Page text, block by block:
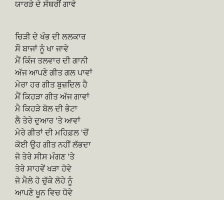
ਯਾਰੜੇ ਦੇ ਸੱਥਰੀਂ ਗਾਵੇ
ਚਿੜੀ ਦੇ ਖੰਭ ਦੀ ਲਲਕਾਰ
ਸੌ ਬਾਜਾਂ ਨੂੰ ਖਾ ਜਾਵੇ
ਮੈਂ ਕਿੰਜ ਤਲਵਾਰ ਦੀ ਗਾਨੀ
ਅੱਜ ਆਪਣੇ ਗੀਤ ਗਲ ਪਾਵਾਂ
ਮੇਰਾ ਹਰ ਗੀਤ ਬੁਜ਼ਦਿਲ ਹੈ
ਮੈਂ ਕਿਹੜਾ ਗੀਤ ਅੱਜ ਗਾਵਾਂ
ਮੈ ਕਿਹੜੇ ਬੋਲ ਦੀ ਭੇਟਾ
ਲੈ ਤੇਰੇ ਦੁਆਰ ‘ਤੇ ਆਵਾਂ
ਮੇਰੇ ਗੀਤਾਂ ਦੀ ਮਹਿਫ਼ਲ ‘ਚੋਂ
ਕੋਈ ਉਹ ਗੀਤ ਨਹੀਂ ਲੱਭਦਾ
ਜੋ ਤੇਰੇ ਸੀਸ ਮੰਗਣ ‘ਤੇ
ਤੇਰੇ ਸਾਹਵੇਂ ਖੜਾ ਹੋਵੇ
ਜੋ ਮੈਲੇ ਹੋ ਚੁੱਕੇ ਲੋਹੇ ਨੂੰ
ਆਪਣੇ ਖੂਨ ਵਿਚ ਧੋਵੇ